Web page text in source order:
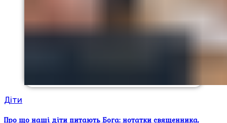
Діти
Про що наші діти питають Бога: нотатки священника,